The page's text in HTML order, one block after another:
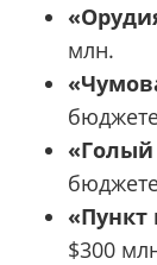
млн.
«Голый
«Пункт
$300